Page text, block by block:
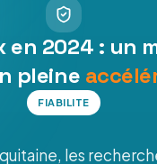
en 2024 : un
pleine
FIABILITE
les